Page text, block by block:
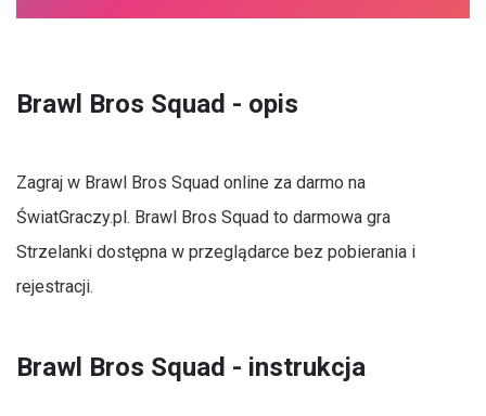
Brawl Bros Squad - opis
Zagraj w Brawl Bros Squad online za darmo na
ŚwiatGraczy.pl. Brawl Bros Squad to darmowa gra
Strzelanki dostępna w przeglądarce bez pobierania i
rejestracji.
Brawl Bros Squad - instrukcja